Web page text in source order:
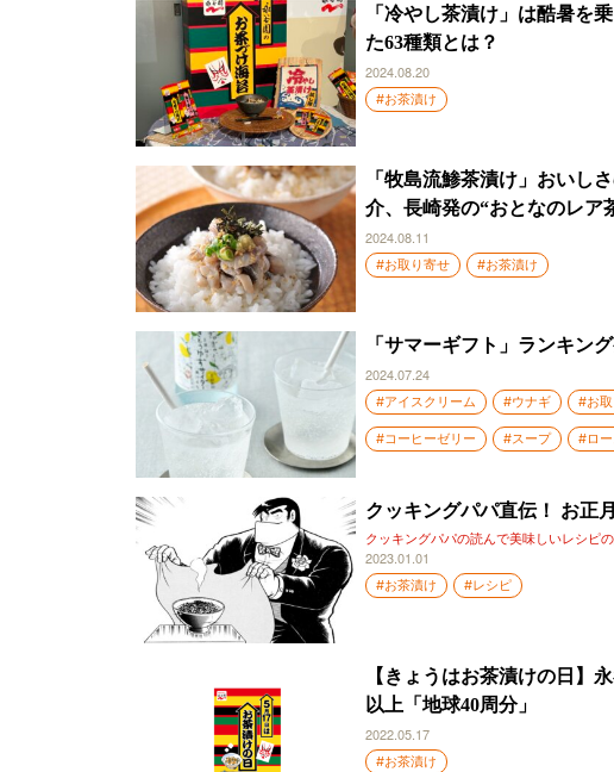
「冷やし茶漬け」は酷暑を
た63種類とは？
2024.08.20
#お茶漬け
「牧島流鯵茶漬け」おいし
介、長崎発の“おとなのレア
2024.08.11
#お取り寄せ #お茶漬け
「サマーギフト」ランキン
2024.07.24
#アイスクリーム #ウナギ #お
#コーヒーゼリー #スープ #ロ
クッキングパパ直伝！ お正
クッキングパパの読んで美味しいレシピ
2023.01.01
#お茶漬け #レシピ
【きょうはお茶漬けの日】
以上「地球40周分」
2022.05.17
#お茶漬け